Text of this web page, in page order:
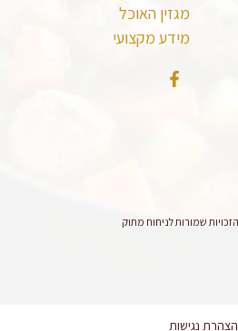
מגזין האוכל
מידע מקצועי
הצהרת נגישות